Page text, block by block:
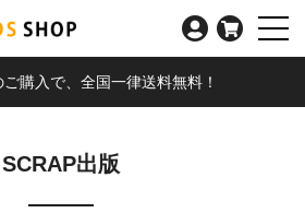
購入で、全国一律送料無料！
SCRAP出版